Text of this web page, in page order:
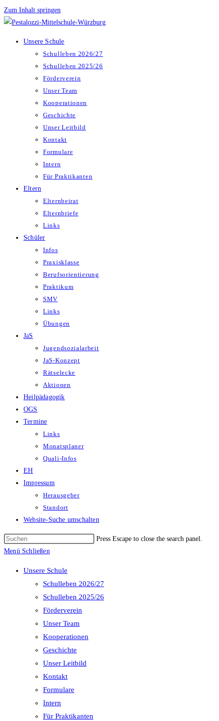
Zum Inhalt springen
Unsere Schule
Schulleben 2026/27
Schulleben 2025/26
Förderverein
Unser Team
Kooperationen
Geschichte
Unser Leitbild
Kontakt
Formulare
Intern
Für Praktikanten
Eltern
Elternbeirat
Elternbriefe
Links
Schüler
Infos
Praxisklasse
Berufsorientierung
Praktikum
SMV
Links
Übungen
JaS
Jugendsozialarbeit
JaS-Konzept
Rätselecke
Aktionen
Heilpädagogik
OGS
Termine
Links
Monatsplaner
Quali-Infos
EH
Impressum
Herausgeber
Standort
Website-Suche umschalten
Press Escape to close the search panel.
Menü Schließen
Unsere Schule
Schulleben 2026/27
Schulleben 2025/26
Förderverein
Unser Team
Kooperationen
Geschichte
Unser Leitbild
Kontakt
Formulare
Intern
Für Praktikanten